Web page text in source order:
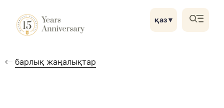
қаз▼
барлық жаңалықтар